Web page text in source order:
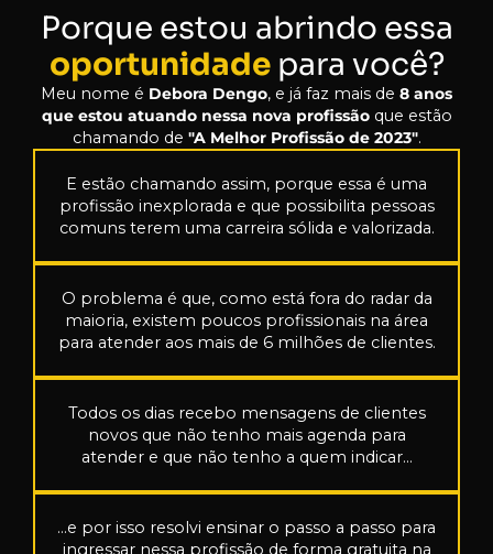
Porque estou abrindo essa
oportunidade para você?
Meu nome é Debora Dengo, e já faz mais de 8 anos
que estou atuando nessa nova profissãoque estão
chamando de "A Melhor Profissão de 2023".
E estão chamando assim, porque essa é uma
profissão inexplorada e que possibilita pessoas
comuns terem uma carreira sólida e valorizada.
O problema é que, como está fora do radar da
maioria, existem poucos profissionais na área
para atender aos mais de 6 milhões de clientes.
Todos os dias recebo mensagens de clientes
novos que não tenho mais agenda para
atender e que não tenho a quem indicar...
...e por isso resolvi ensinar o passo a passo para
ingressar nessa profissão de forma gratuita na